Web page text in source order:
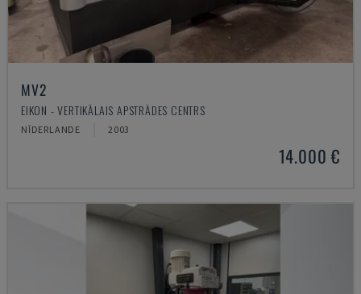
MV2
EIKON - VERTIKĀLAIS APSTRĀDES CENTRS
NĪDERLANDE 2003
14.000 €